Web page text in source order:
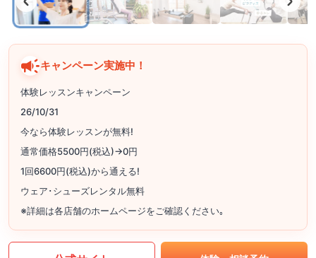
キャンペーン実施中！
体験レッスンキャンペーン
26/10/31
今なら体験レッスンが無料!
通常価格5500円(税込)→0円
1回6600円(税込)から通える!
ウェア･シューズレンタル無料
※詳細は各店舗のホームページをご確認ください｡